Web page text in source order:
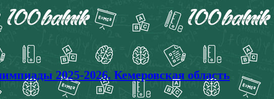
2025-2026. Кемеровская область